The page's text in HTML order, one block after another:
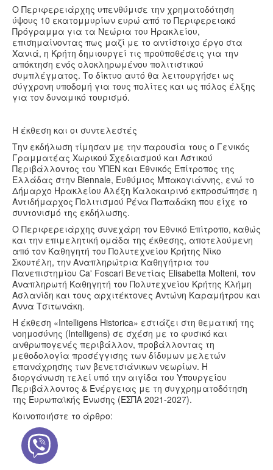
Ο Περιφερειάρχης υπενθύμισε την χρηματοδότηση
ύψους 10 εκατομμυρίων ευρώ από το Περιφερειακό
Πρόγραμμα για τα Νεώρια του Ηρακλείου,
επισημαίνοντας πως μαζί με το αντίστοιχο έργο στα
Χανιά, η Κρήτη δημιουργεί τις προϋποθέσεις για την
απόκτηση ενός ολοκληρωμένου πολιτιστικού
συμπλέγματος. Το δίκτυο αυτό θα λειτουργήσει ως
σύγχρονη υποδομή για τους πολίτες και ως πόλος έλξης
για τον δυναμικό τουρισμό.
Η έκθεση και οι συντελεστές
Την εκδήλωση τίμησαν με την παρουσία τους ο Γενικός
Γραμματέας Χωρικού Σχεδιασμού και Αστικού
Περιβάλλοντος του ΥΠΕΝ και Εθνικός Επίτροπος της
Ελλάδας στην Biennale, Ευθύμιος Μπακογιάννης, ενώ το
Δήμαρχο Ηρακλείου Αλέξη Καλοκαιρινό εκπροσώπησε η
Αντιδήμαρχος Πολιτισμού Ρένα Παπαδάκη που είχε το
συντονισμό της εκδήλωσης.
Ο Περιφερειάρχης συνεχάρη τον Εθνικό Επίτροπο, καθώς
και την επιμελητική ομάδα της έκθεσης, αποτελούμενη
από τον Καθηγητή του Πολυτεχνείου Κρήτης Νίκο
Σκουτέλη, την Αναπληρώτρια Καθηγήτρια του
Πανεπιστημίου Ca' Foscari Βενετίας Elisabetta Molteni, τον
Αναπληρωτή Καθηγητή του Πολυτεχνείου Κρήτης Κλήμη
Ασλανίδη και τους αρχιτέκτονες Αντώνη Καραμήτρου και
Άννα Τσιτωνάκη.
Η έκθεση «Intelligens Historica» εστιάζει στη θεματική της
νοημοσύνης (Intelligens) σε σχέση με το φυσικό και
ανθρωπογενές περιβάλλον, προβάλλοντας τη
μεθοδολογία προσέγγισης των δίδυμων μελετών
επανάχρησης των βενετσιάνικων νεωρίων. Η
διοργάνωση τελεί υπό την αιγίδα του Υπουργείου
Περιβάλλοντος & Ενέργειας με τη συγχρηματοδότηση
της Ευρωπαϊκής Ένωσης (ΕΣΠΑ 2021-2027).
Κοινοποιήστε το άρθρο: